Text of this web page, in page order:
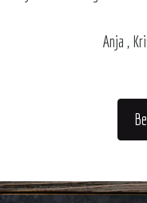
Anja ,